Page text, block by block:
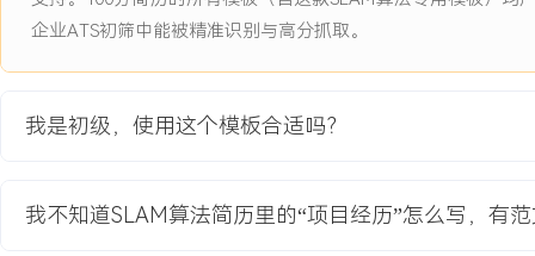
项目经历
2024-09 -2025-12
扫地机器人导航与建图系统升
盖率和越障能力的需求。项目目标是为下一代旗舰机型开发一套更
企业ATS初筛中能被精准识别与高分抓取。
我是初级，使用这个模板合适吗？
我不知道SLAM算法简历里的“项目经历”怎么写，有